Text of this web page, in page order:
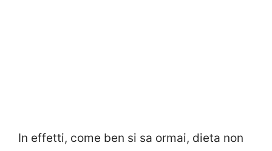
In effetti, come ben si sa ormai, dieta non